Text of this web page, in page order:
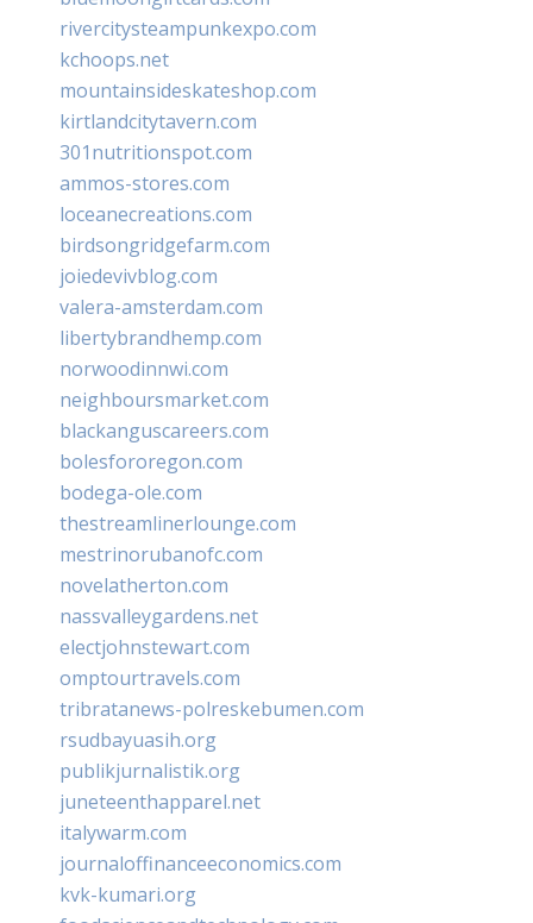
rivercitysteampunkexpo.com
kchoops.net
mountainsideskateshop.com
kirtlandcitytavern.com
301nutritionspot.com
ammos-stores.com
loceanecreations.com
birdsongridgefarm.com
joiedevivblog.com
valera-amsterdam.com
libertybrandhemp.com
norwoodinnwi.com
neighboursmarket.com
blackanguscareers.com
bolesfororegon.com
bodega-ole.com
thestreamlinerlounge.com
mestrinorubanofc.com
novelatherton.com
nassvalleygardens.net
electjohnstewart.com
omptourtravels.com
tribratanews-polreskebumen.com
rsudbayuasih.org
publikjurnalistik.org
juneteenthapparel.net
italywarm.com
journaloffinanceeconomics.com
kvk-kumari.org